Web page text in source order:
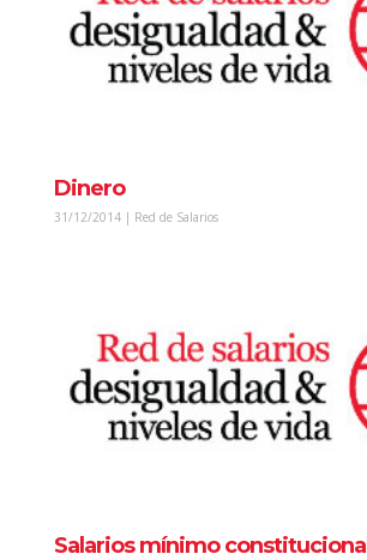
Dinero
31/12/2014 | Red de Salarios
Salarios mínimo constitucional